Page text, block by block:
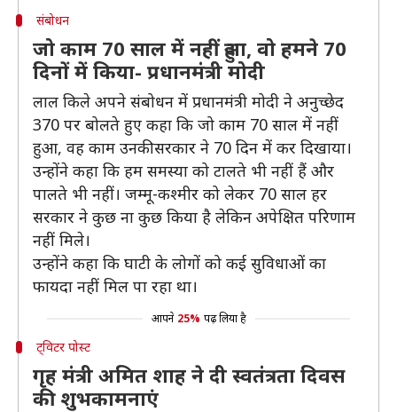
संबोधन
जो काम 70 साल में नहीं हुआ, वो हमने 70
दिनों में किया- प्रधानमंत्री मोदी
लाल किले अपने संबोधन में प्रधानमंत्री मोदी ने अनुच्छेद
370 पर बोलते हुए कहा कि जो काम 70 साल में नहीं
हुआ, वह काम उनकी सरकार ने 70 दिन में कर दिखाया।
उन्होंने कहा कि हम समस्या को टालते भी नहीं हैं और
पालते भी नहीं। जम्मू-कश्मीर को लेकर 70 साल हर
सरकार ने कुछ ना कुछ किया है लेकिन अपेक्षित परिणाम
नहीं मिले।
उन्होंने कहा कि घाटी के लोगों को कई सुविधाओं का
फायदा नहीं मिल पा रहा था।
आपने 25% पढ़ लिया है
ट्विटर पोस्ट
गृह मंत्री अमित शाह ने दी स्वतंत्रता दिवस
की शुभकामनाएं